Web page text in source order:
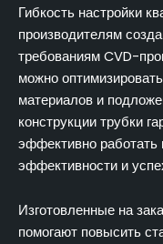
Гибкость настройки
производителям
требованиям CVD-
можно
материалов и
конструкции трубки
эффективно работать
эффективности и
Изготовленные на
помогают повысить